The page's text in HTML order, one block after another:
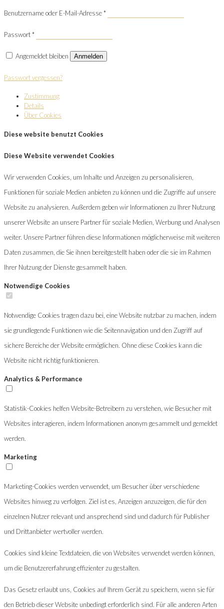
Benutzername oder E-Mail-Adresse*
Passwort*
Angemeldet bleiben Anmelden
Passwort vergessen?
Zustimmung
Details
Über Cookies
Diese website benutzt Cookies
Diese Website verwendet Cookies
Wir verwenden Cookies, um Inhalte und Anzeigen zu personalisieren,
Funktionen für soziale Medien anbieten zu können und die Zugriffe auf unsere
Website zu analysieren. Außerdem geben wir Informationen zu Ihrer Nutzung
unserer Website an unsere Partner für soziale Medien, Werbung und Analysen
weiter. Unsere Partner führen diese Informationen möglicherweise mit weiteren
Daten zusammen, die Sie ihnen bereitgestellt haben oder die sie im Rahmen
Ihrer Nutzung der Dienste gesammelt haben.
Notwendige Cookies
Notwendige Cookies tragen dazu bei, eine Website nutzbar zu machen, indem
sie grundlegende Funktionen wie die Seitennavigation und den Zugriff auf
sichere Bereiche der Website ermöglichen. Ohne diese Cookies kann die
Website nicht richtig funktionieren.
Analytics & Performance
Statistik-Cookies helfen Website-Betreibern zu verstehen, wie Besucher mit
Websites interagieren, indem Informationen anonym gesammelt und gemeldet
werden.
Marketing
Marketing-Cookies werden verwendet, um Besucher über verschiedene
Websites hinweg zu verfolgen. Ziel ist es, Anzeigen anzuzeigen, die für den
einzelnen Nutzer relevant und ansprechend sind und dadurch für Publisher
und Drittanbieter wertvoller werden.
Cookies sind kleine Textdateien, die von Websites verwendet werden können,
um die Benutzererfahrung effizienter zu gestalten.
Das Gesetz erlaubt uns, Cookies auf Ihrem Gerät zu speichern, wenn sie für
den Betrieb dieser Website unbedingt erforderlich sind. Für alle anderen Arten